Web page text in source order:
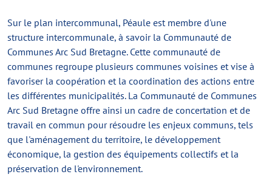
Sur le plan intercommunal, Péaule est membre d'une
structure intercommunale, à savoir la Communauté de
Communes Arc Sud Bretagne. Cette communauté de
communes regroupe plusieurs communes voisines et vise à
favoriser la coopération et la coordination des actions entre
les différentes municipalités. La Communauté de Communes
Arc Sud Bretagne offre ainsi un cadre de concertation et de
travail en commun pour résoudre les enjeux communs, tels
que l'aménagement du territoire, le développement
économique, la gestion des équipements collectifs et la
préservation de l'environnement.